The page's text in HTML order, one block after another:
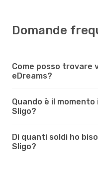
Domande
Come posso trovare
eDreams?
Quando è il
Sligo?
Di quanti soldi ho
Sligo?